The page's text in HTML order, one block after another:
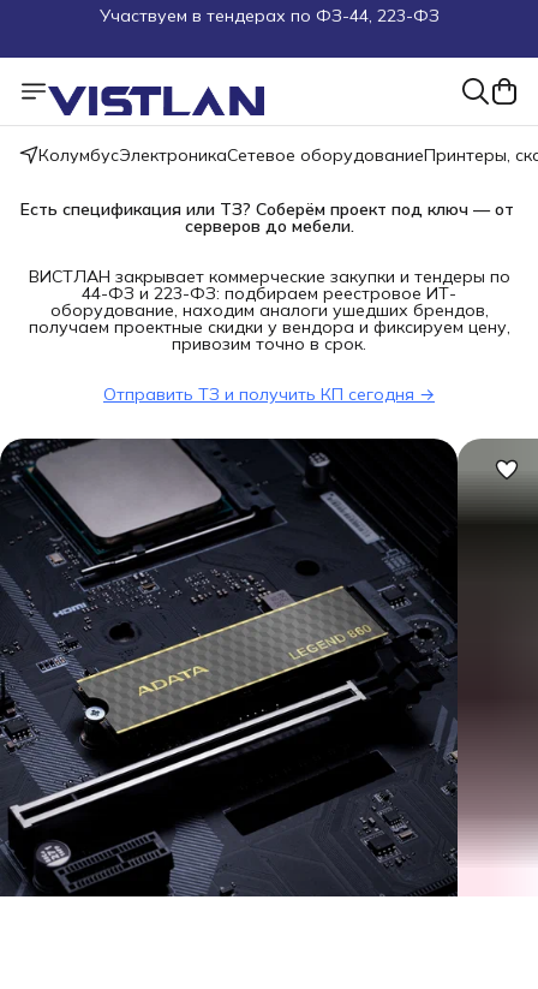
Пуско-наладочные работы
Пришлите запрос на e-mail или в чат
Более 100 000 позиций в наличии и под заказ
КолумбусЭлектроникаСетевое оборудованиеПринтеры,
Есть спецификация или ТЗ? Соберём проект под ключ — от
серверов до мебели.
ВИСТЛАН закрывает коммерческие закупки и тендеры по
44-ФЗ и 223-ФЗ: подбираем реестровое ИТ-
оборудование, находим аналоги ушедших брендов,
получаем проектные скидки у вендора и фиксируем цену,
привозим точно в срок.
Отправить ТЗ и получить КП сегодня →